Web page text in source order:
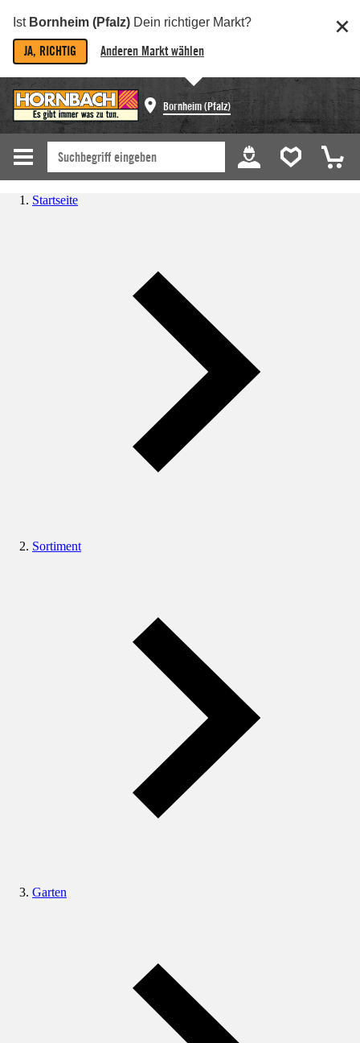
Ist Bornheim (Pfalz) Dein richtiger Markt?
JA, RICHTIG Anderen Markt wählen
Bornheim (Pfalz)
Startseite
Sortiment
Garten